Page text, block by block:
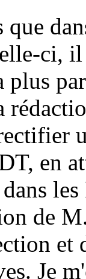
ci,
plus
en
de
et
Je